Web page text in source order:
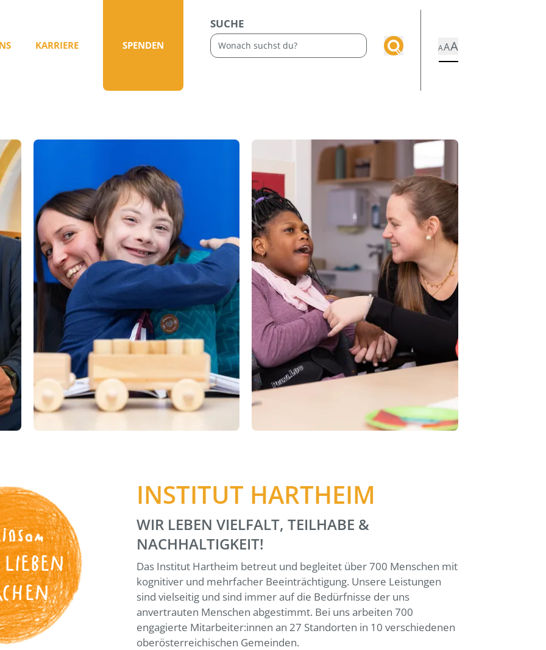
KARRIERE SPENDEN
SUCHE
AAA
INSTITUT HARTHEIM
WIR LEBEN VIELFALT, TEILHABE &
NACHHALTIGKEIT!
Das Institut Hartheim betreut und begleitet über 700 Menschen mit
kognitiver und mehrfacher Beeinträchtigung. Unsere Leistungen
sind vielseitig und sind immer auf die Bedürfnisse der uns
anvertrauten Menschen abgestimmt. Bei uns arbeiten 700
engagierte Mitarbeiter:innen an 27 Standorten in 10 verschiedenen
oberösterreichischen Gemeinden.